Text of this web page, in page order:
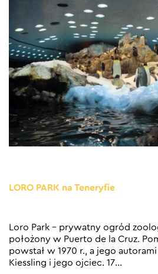
LORO PARK na Teneryfie
Loro Park – prywatny ogród
położony w Puerto de la Cruz.
powstał w 1970 r., a jego
Kiessling i jego ojciec. 17…